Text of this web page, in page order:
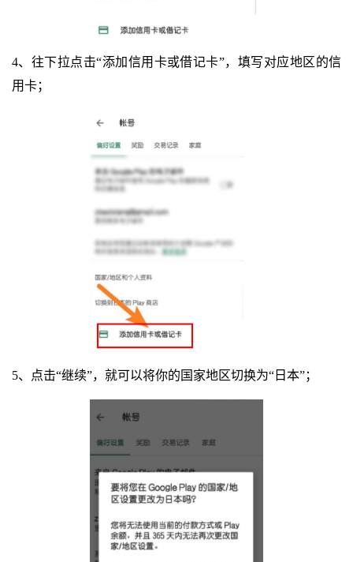
4、往下拉点击“添加信用卡或借记卡”，填写对应地区的信
用卡；
5、点击“继续”，就可以将你的国家地区切换为“日本”；